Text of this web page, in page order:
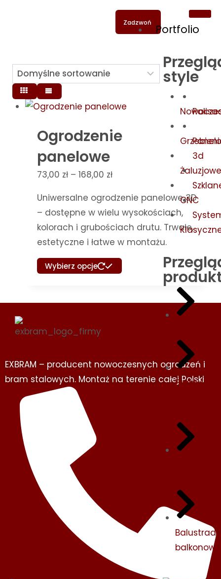
Zadzwoń Portfolio
style
CNC
3d
Bramy
Balustrady
balkonowe
Ogrodzenie
panelowe
73,00 zł – 168,00 zł
Uniwersalne ogrodzenie panelowe 3D
– dostępne w wielu wysokościach,
kolorach i grubościach drutu. Trwałe,
estetyczne i łatwe w montażu.
Wybierz opcje
EXBRAM – producent nowoczesnych ogrodzeń i
bram stalowych. Montaż na terenie całej Polski